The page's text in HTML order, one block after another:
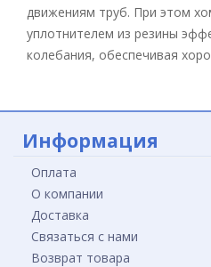
движениям труб. При этом
уплотнителем из резины
колебания, обеспечивая
Информация
Оплата
О компании
Доставка
Связаться с нами
Возврат товара